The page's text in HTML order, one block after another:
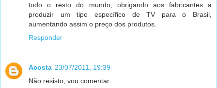
todo o resto do mundo, obrigando aos fabricantes a
produzir um tipo específico de TV para o Brasil,
aumentando assim o preço dos produtos.
Responder
Acosta 23/07/2011, 19:39
Não resisto, vou comentar.